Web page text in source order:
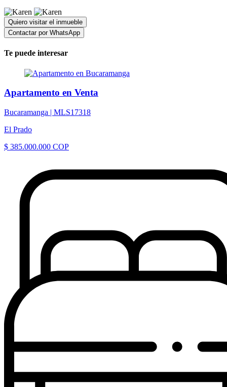
Quiero visitar el inmueble
Contactar por WhatsApp
Te puede interesar
Apartamento en Venta
Bucaramanga | MLS17318
El Prado
$ 385.000.000 COP